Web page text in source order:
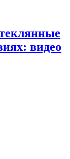
видео